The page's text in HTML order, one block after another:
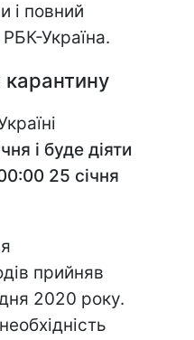
і повний
Україна.
карантину
і буде діяти
25 січня
прийняв
2020 року.